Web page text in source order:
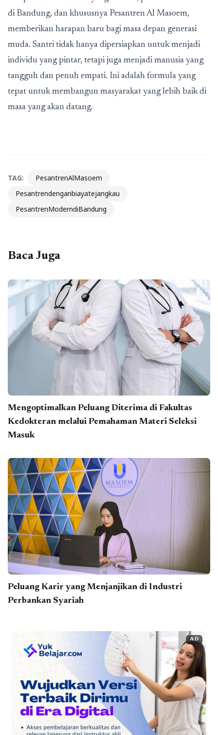
di Bandung, dan khususnya Pesantren Al Masoem,
memberikan harapan baru bagi masa depan generasi
muda. Santri tidak hanya dipersiapkan untuk menjadi
individu yang pintar, tetapi juga menjadi manusia yang
tangguh dan penuh empati. Ini adalah formula yang
tepat untuk membangun masyarakat yang lebih baik di
masa yang akan datang.
TAG:
PesantrenAlMasoem
Pesantrendenganbiayatejangkau
PesantrenModerndiBandung
Baca Juga
Mengoptimalkan Peluang Diterima di Fakultas
Kedokteran melalui Pemahaman Materi Seleksi
Masuk
Peluang Karir yang Menjanjikan di Industri
Perbankan Syariah
AD